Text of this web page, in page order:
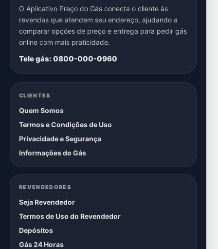
O Aplicativo Preço do Gás conecta o cliente às
revendas que atendem seu endereço, ajudando a
comparar opções de preço e entrega para pedir gás
online com mais praticidade.
Tele gás: 0800-000-0960
CLIENTES
Quem Somos
Termos e Condições de Uso
Privacidade e Segurança
Informações do Gás
REVENDEDORES
Seja Revendedor
Termos de Uso do Revendedor
Depósitos
Gás 24 Horas